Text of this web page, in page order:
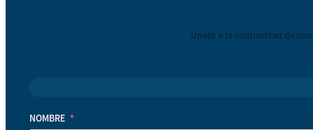
Únete a la comunidad de
NOMBRE